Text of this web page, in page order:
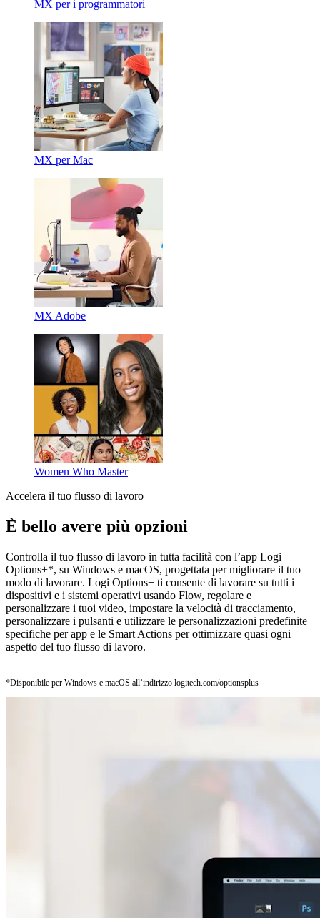
MX per i programmatori
MX per Mac
MX Adobe
Women Who Master
Accelera il tuo flusso di lavoro
È bello avere più opzioni
Controlla il tuo flusso di lavoro in tutta facilità con l’app Logi
Options+*, su Windows e macOS, progettata per migliorare il tuo
modo di lavorare. Logi Options+ ti consente di lavorare su tutti i
dispositivi e i sistemi operativi usando Flow, regolare e
personalizzare i tuoi video, impostare la velocità di tracciamento,
personalizzare i pulsanti e utilizzare le personalizzazioni predefinite
specifiche per app e le Smart Actions per ottimizzare quasi ogni
aspetto del tuo flusso di lavoro.
*Disponibile per Windows e macOS all’indirizzo logitech.com/optionsplus